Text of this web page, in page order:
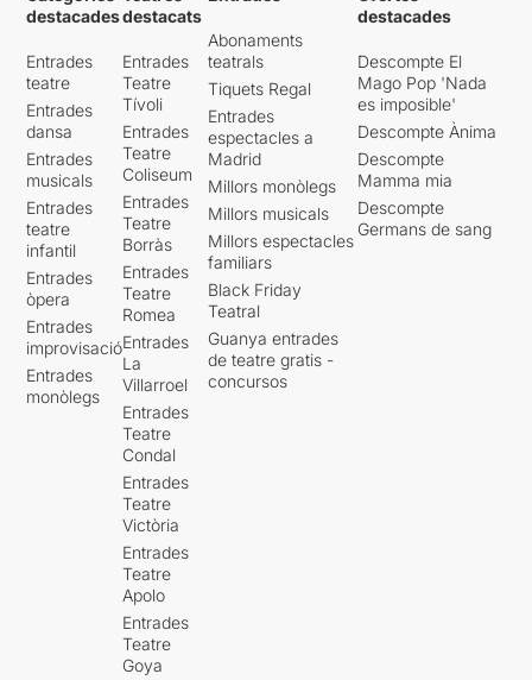
destacades
Entrades
teatre
Entrades
dansa
Entrades
musicals
Entrades
teatre
infantil
Entrades
òpera
Entrades
improvisació
Entrades
monòlegs
destacats
Entrades
Teatre
Tívoli
Entrades
Teatre
Coliseum
Entrades
Teatre
Borràs
Entrades
Teatre
Romea
Entrades
La
Villarroel
Entrades
Teatre
Condal
Entrades
Teatre
Victòria
Entrades
Teatre
Apolo
Entrades
Teatre
Goya
Abonaments
teatrals
Tiquets Regal
Entrades
espectacles a
Madrid
Millors monòlegs
Millors musicals
Millors espectacles
familiars
Black Friday
Teatral
Guanya entrades
de teatre gratis -
concursos
destacades
Descompte El
Mago Pop 'Nada
es imposible'
Descompte Ànima
Descompte
Mamma mia
Descompte
Germans de sang